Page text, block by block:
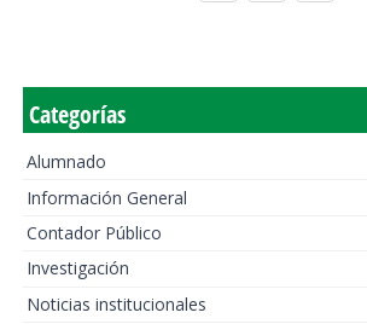
Categorías
Alumnado
Información General
Contador Público
Investigación
Noticias institucionales